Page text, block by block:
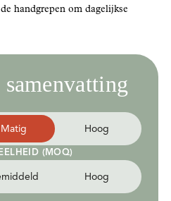
handgrepen om dagelijkse
Matig Hoog
(MOQ)
Hoog